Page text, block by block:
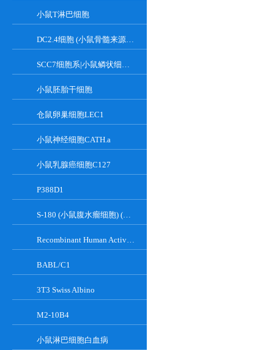
小鼠T淋巴细胞
DC2.4细胞 (小鼠骨髓来源树突状细胞)
SCC7细胞系|小鼠鳞状细胞癌细胞
小鼠胚胎干细胞
仓鼠卵巢细胞LEC1
小鼠神经细胞CATH.a
小鼠乳腺癌细胞C127
P388D1
S-180 (小鼠腹水瘤细胞) (种属鉴定正确)
Recombinant Human Active Focal Adhesion Kinase
BABL/C1
3T3 Swiss Albino
M2-10B4
小鼠淋巴细胞白血病